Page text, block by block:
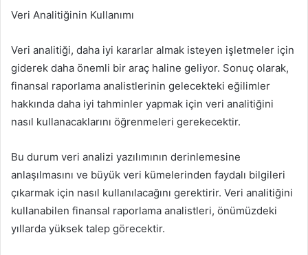
Veri Analitiğinin Kullanımı
Veri analitiği, daha iyi kararlar almak isteyen işletmeler için
giderek daha önemli bir araç haline geliyor. Sonuç olarak,
finansal raporlama analistlerinin gelecekteki eğilimler
hakkında daha iyi tahminler yapmak için veri analitiğini
nasıl kullanacaklarını öğrenmeleri gerekecektir.
Bu durum veri analizi yazılımının derinlemesine
anlaşılmasını ve büyük veri kümelerinden faydalı bilgileri
çıkarmak için nasıl kullanılacağını gerektirir. Veri analitiğini
kullanabilen finansal raporlama analistleri, önümüzdeki
yıllarda yüksek talep görecektir.